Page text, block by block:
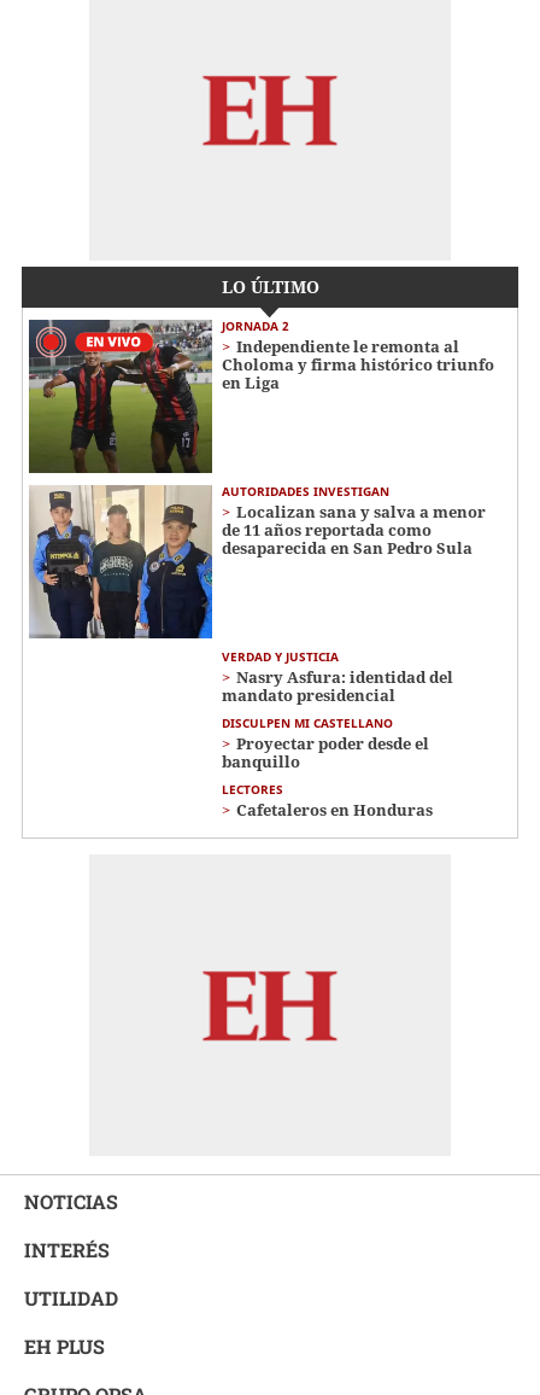
LO ÚLTIMO
JORNADA 2
Independiente le remonta al
Choloma y firma histórico triunfo
en Liga
AUTORIDADES INVESTIGAN
Localizan sana y salva a menor
de 11 años reportada como
desaparecida en San Pedro Sula
VERDAD Y JUSTICIA
Nasry Asfura: identidad del
mandato presidencial
DISCULPEN MI CASTELLANO
Proyectar poder desde el
banquillo
LECTORES
Cafetaleros en Honduras
NOTICIAS
INTERÉS
UTILIDAD
EH PLUS